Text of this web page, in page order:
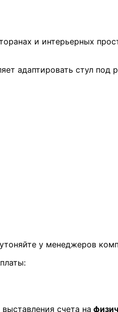
и интерьерных
адаптировать стул под
у менеджеров
счета на